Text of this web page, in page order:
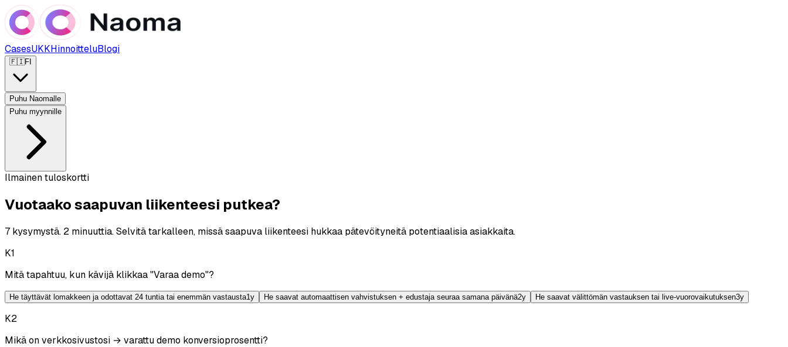
CasesUKKHinnoitteluBlogi
🇫🇮FI
Puhu Naomalle
Puhu myynnille
Ilmainen tuloskortti
Vuotaako saapuvan liikenteesi putkea?
7 kysymystä. 2 minuuttia. Selvitä tarkalleen, missä saapuva liikenteesi hukkaa pätevöityneitä potentiaalisia asiakkaita.
K1
Mitä tapahtuu, kun kävijä klikkaa "Varaa demo"?
He täyttävät lomakkeen ja odottavat 24 tuntia tai enemmän vastausta1 y He saavat automaattisen vahvistuksen + edustaja seuraa samana päivänä2y He saavat välittömän vastauksen tai live-vuorovaikutuksen3y
K2
Mikä on verkkosivustosi → varattu demo konversioprosentti?